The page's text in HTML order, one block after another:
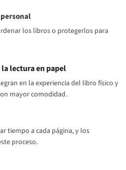
los libros o protegerlos para
la lectura en papel
en la experiencia del libro físico y
mayor comodidad.
tiempo a cada página, y los
proceso.